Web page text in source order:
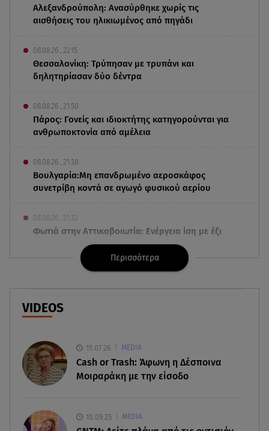
Αλεξανδρούπολη: Ανασύρθηκε χωρίς τις
αισθήσεις του ηλικιωμένος από πηγάδι
08.08.26 , 22:15
Θεσσαλονίκη: Τρύπησαν με τρυπάνι και
δηλητηρίασαν δύο δέντρα
08.08.26 , 21:50
Πάρος: Γονείς και ιδιοκτήτης κατηγορούνται για
ανθρωποκτονία από αμέλεια
08.08.26 , 21:38
Βουλγαρία:Μη επανδρωμένο αεροσκάφος
συνετρίβη κοντά σε αγωγό φυσικού αερίου
08.08.26 , 21:32
Φωτιά στην Αττικοβοιωτία: Ενέργεια ίση με έξι
ατομικές βόμβες
«Ισλαμικό ΝΑΤΟ»: Πώς επηρεάζεται η Ελλάδα
Τραγωδία στην Πάρο: Νεκρό 4χρονο παιδί σε
πισίνα
08.08.26 , 18:51
500 για το 2026
Περισσότερα
VIDEOS
15.07.26 MEDIA
Cash or Trash: Άφωνη η Δέσποινα
Μοιραράκη με την είσοδο
10.09.25 MEDIA